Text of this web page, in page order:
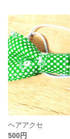
ヘアアクセ
500円